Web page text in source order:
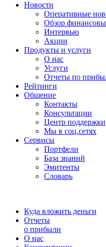
Новости
Оперативные
Обзор
Интервью
Акции
Продукты и услуги
О нас
Услуги
Отчеты по
Рейтинги
Общение
Контакты
Консультации
Центр поддержки
Мы в соц.сетях
Сервисы
Портфели
База знаний
Эмитенты
Словарь
Куда вложить деньги
Отчеты
о прибыли
О нас